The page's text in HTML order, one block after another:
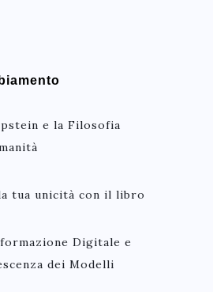
e la Filosofia
tua unicità con il libro
Digitale e
dei Modelli